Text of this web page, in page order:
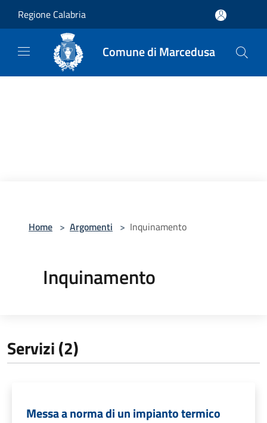
Regione Calabria
Comune di Marcedusa
Home > Argomenti > Inquinamento
Inquinamento
Servizi (2)
Messa a norma di un impianto termico